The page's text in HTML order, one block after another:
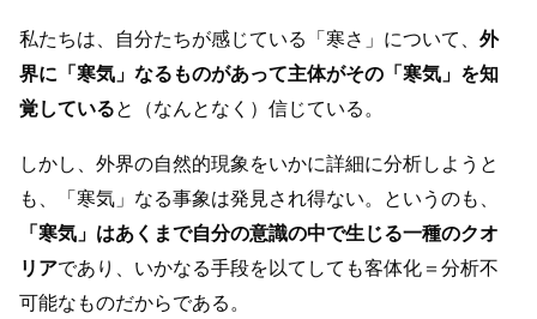
私たちは、自分たちが感じている「寒さ」について、外
界に「寒気」なるものがあって主体がその「寒気」を知
覚していると（なんとなく）信じている。
しかし、外界の自然的現象をいかに詳細に分析しようと
も、「寒気」なる事象は発見され得ない。というのも、
「寒気」はあくまで自分の意識の中で生じる一種のクオ
リアであり、いかなる手段を以てしても客体化＝分析不
可能なものだからである。